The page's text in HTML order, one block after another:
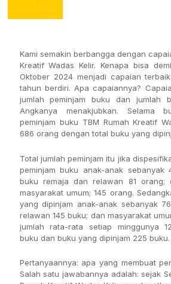
Kami semakin berbangga dengan
Kreatif Wadas Kelir. Kenapa bisa
Oktober 2024 menjadi capaian
tahun berdiri. Apa capaiannya?
jumlah peminjam buku dan jumlah
Angkanya menakjubkan. Selama
peminjam buku TBM Rumah Kreatif
686 orang dengan total buku yang
Total jumlah peminjam itu jika
peminjam buku anak-anak sebanyak
buku remaja dan relawan 81 orang;
masyarakat umum; 145 orang.
yang dipinjam anak-anak sebanyak
relawan 145 buku; dan masyarakat
jumlah rata-rata setiap minggunya
buku dan buku yang dipinjam 225 buku.
Pertanyaannya: apa yang membuat
Salah satu jawabannya adalah: sejak